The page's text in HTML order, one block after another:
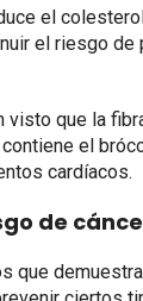
el
el riesgo de
visto que la
el
cardíacos.
de
que